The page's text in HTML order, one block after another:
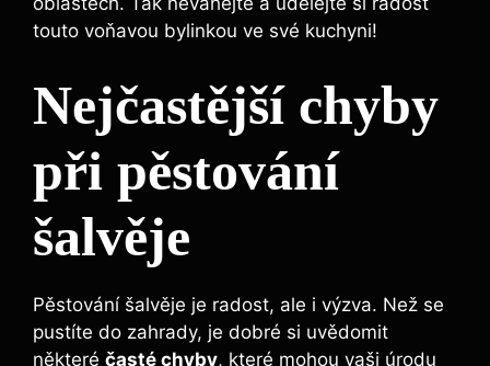
touto voňavou bylinkou ve své kuchyni!
Nejčastější chyby
při pěstování
šalvěje
Pěstování šalvěje je radost, ale i výzva. Než se
pustíte do zahrady, je dobré si uvědomit
některé časté chyby, které mohou vaši úrodu